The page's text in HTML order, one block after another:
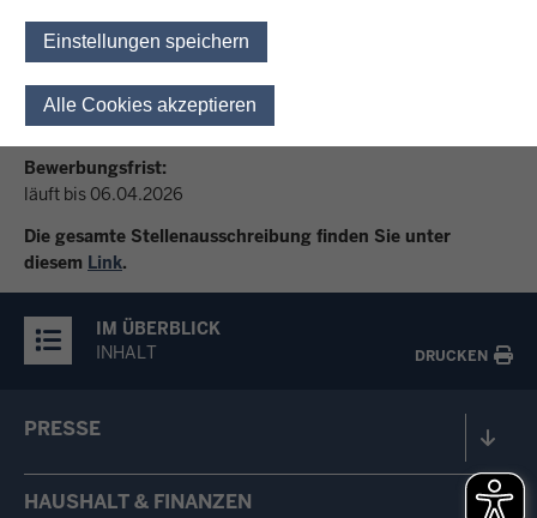
Einstellungen speichern
Alle Cookies akzeptieren
skalierbare und sichere Cloud-Strukturen als Fundament für
KI und Digitalisierung etablieren
Gehalt:
A13/ E13
Bewerbungsfrist:
läuft bis 06.04.2026
Die gesamte Stellenausschreibung finden Sie unter
diesem Link.
IM ÜBERBLICK
INHALT
DRUCKEN
PRESSE
HAUSHALT & FINANZEN